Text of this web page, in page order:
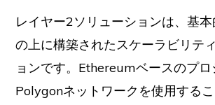
レイヤー2ソリューションは、基
の上に構築されたスケーラビリテ
ョンです。Ethereumベースのプロ
Polygonネットワークを使用する